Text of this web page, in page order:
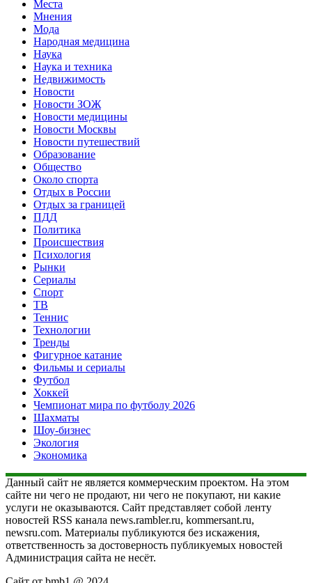
Места
Мнения
Мода
Народная медицина
Наука
Наука и техника
Недвижимость
Новости
Новости ЗОЖ
Новости медицины
Новости Москвы
Новости путешествий
Образование
Общество
Около спорта
Отдых в России
Отдых за границей
ПДД
Политика
Происшествия
Психология
Рынки
Сериалы
Спорт
ТВ
Теннис
Технологии
Тренды
Фигурное катание
Фильмы и сериалы
Футбол
Хоккей
Чемпионат мира по футболу 2026
Шахматы
Шоу-бизнес
Экология
Экономика
Данный сайт не является коммерческим проектом. На этом
сайте ни чего не продают, ни чего не покупают, ни какие
услуги не оказываются. Сайт представляет собой ленту
новостей RSS канала news.rambler.ru, kommersant.ru,
newsru.com. Материалы публикуются без искажения,
ответственность за достоверность публикуемых новостей
Администрация сайта не несёт.